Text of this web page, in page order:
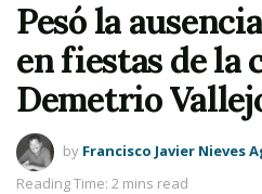
Pesó la
en fiestas de la
Demetrio
by Francisco Javier Nieves
Reading Time: 2 mins read